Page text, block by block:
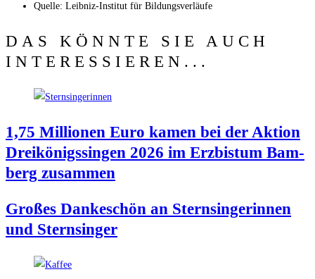
Quel­le: Leib­niz-Insti­tut für Bildungsverläufe
DAS KÖNNTE SIE AUCH
INTERESSIEREN...
1,75 Mil­lio­nen Euro kamen bei der Akti­on
Drei­kö­nigs­sin­gen 2026 im Erz­bis­tum Bam­
berg zusammen
Gro­ßes Dan­ke­schön an Stern­sin­ge­rin­nen
und Sternsinger